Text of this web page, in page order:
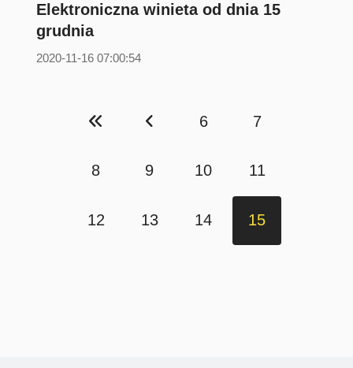
Elektroniczna winieta od dnia 15
grudnia
2020-11-16 07:00:54
6 7
8 9 10 11
12 13 14 15